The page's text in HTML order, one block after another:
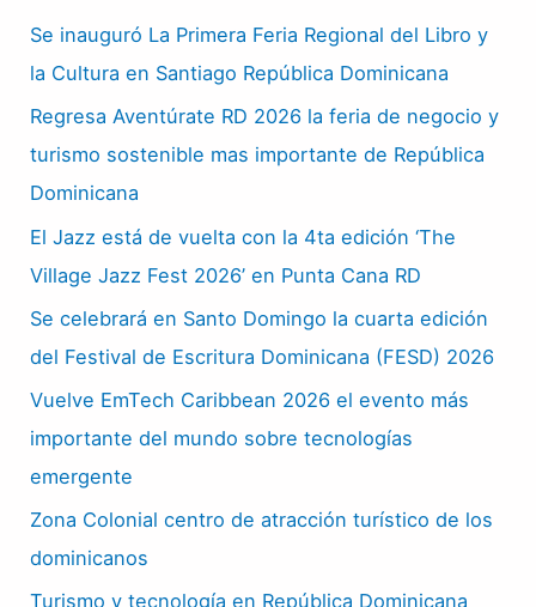
Se inauguró La Primera Feria Regional del Libro y
la Cultura en Santiago República Dominicana
Regresa Aventúrate RD 2026 la feria de negocio y
turismo sostenible mas importante de República
Dominicana
El Jazz está de vuelta con la 4ta edición ‘The
Village Jazz Fest 2026’ en Punta Cana RD
Se celebrará en Santo Domingo la cuarta edición
del Festival de Escritura Dominicana (FESD) 2026
Vuelve EmTech Caribbean 2026 el evento más
importante del mundo sobre tecnologías
emergente
Zona Colonial centro de atracción turístico de los
dominicanos
Turismo y tecnología en República Dominicana